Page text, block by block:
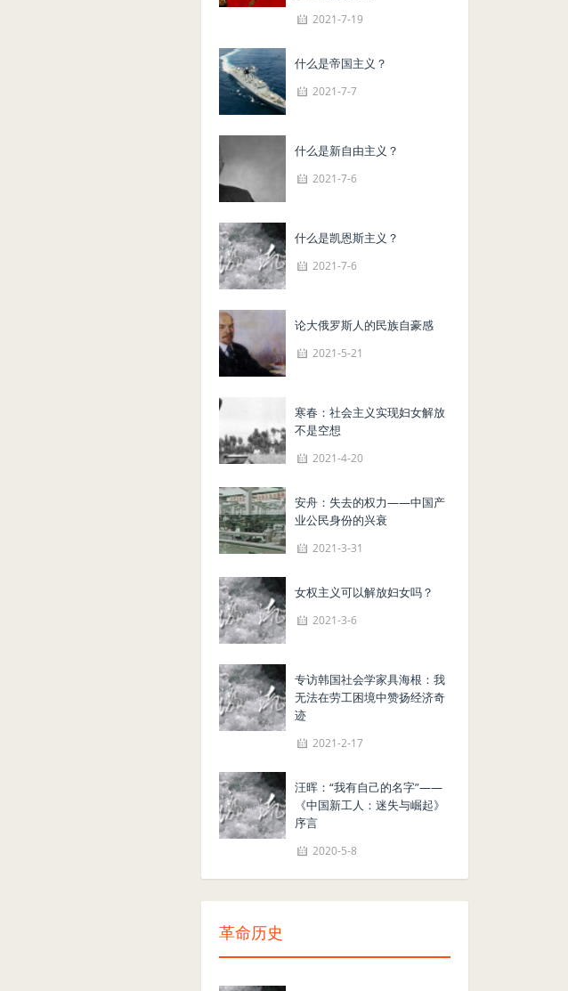
2021-7-19
什么是帝国主义？
2021-7-7
什么是新自由主义？
2021-7-6
什么是凯恩斯主义？
2021-7-6
论大俄罗斯人的民族自豪感
2021-5-21
寒春：社会主义实现妇女解放
不是空想
2021-4-20
安舟：失去的权力——中国产
业公民身份的兴衰
2021-3-31
女权主义可以解放妇女吗？
2021-3-6
专访韩国社会学家具海根：我
无法在劳工困境中赞扬经济奇
迹
2021-2-17
汪晖：“我有自己的名字”——
《中国新工人：迷失与崛起》
序言
2020-5-8
革命历史